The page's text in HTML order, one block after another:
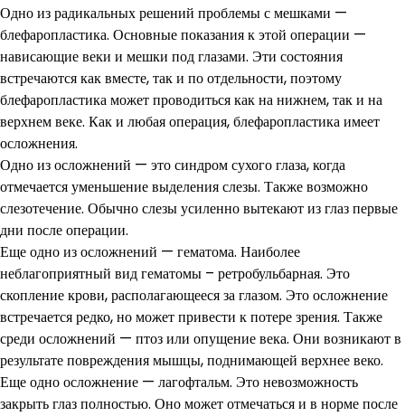
Одно из радикальных решений проблемы с мешками —
блефаропластика. Основные показания к этой операции —
нависающие веки и мешки под глазами. Эти состояния
встречаются как вместе, так и по отдельности, поэтому
блефаропластика может проводиться как на нижнем, так и на
верхнем веке. Как и любая операция, блефаропластика имеет
осложнения.
Одно из осложнений — это синдром сухого глаза, когда
отмечается уменьшение выделения слезы. Также возможно
слезотечение. Обычно слезы усиленно вытекают из глаз первые
дни после операции.
Еще одно из осложнений — гематома. Наиболее
неблагоприятный вид гематомы – ретробульбарная. Это
скопление крови, располагающееся за глазом. Это осложнение
встречается редко, но может привести к потере зрения. Также
среди осложнений — птоз или опущение века. Они возникают в
результате повреждения мышцы, поднимающей верхнее веко.
Еще одно осложнение — лагофтальм. Это невозможность
закрыть глаз полностью. Оно может отмечаться и в норме после